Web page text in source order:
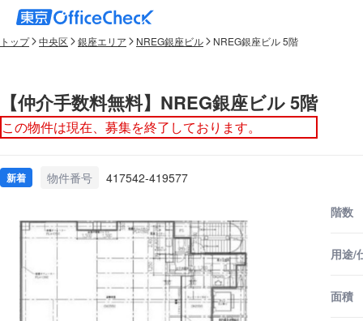
トップ 中央区 銀座エリア NREG銀座ビル NREG銀座ビル 5階
【仲介手数料無料】NREG銀座ビル 5階
この物件は現在、募集を終了しております。
新着 物件番号 417542-419577
階数
用途/
面積